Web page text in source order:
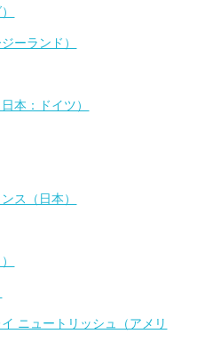
ーランド）
本：ドイツ）
ス（日本）
ニュートリッシュ（アメリ